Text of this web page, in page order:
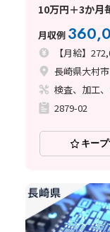
10万円＋3か
月収例
【月給】
長崎県大村市
検査、加工
2879-02
キー